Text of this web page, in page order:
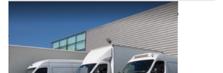
Automezzi Commerciali all'asta a Oristano
Oristano (Oristano)
4.392 €
Codice asta:BX031300